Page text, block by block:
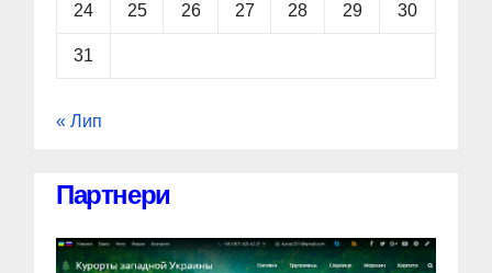
24 25 26 27 28 29 30
31
« Лип
Партнери